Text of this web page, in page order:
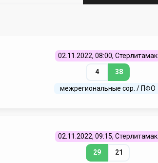
02.11.2022, 08:00, Стерлитамак
4 38
межрегиональные сор. / ПФО
02.11.2022, 09:15, Стерлитамак
29 21